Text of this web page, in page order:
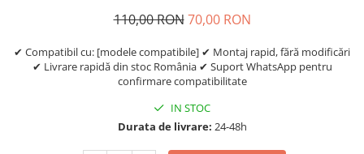
110,00 RON 70,00 RON
✔ Compatibil cu: [modele compatibile] ✔ Montaj rapid, fără modificări
✔ Livrare rapidă din stoc România ✔ Suport WhatsApp pentru
confirmare compatibilitate
IN STOC
Durata de livrare: 24-48h